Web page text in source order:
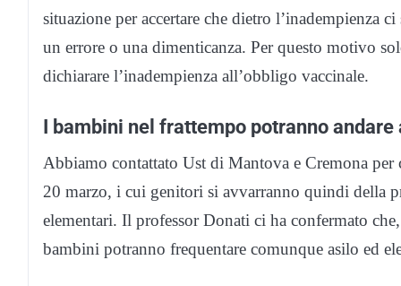
situazione per accertare che dietro l’inadempienza
un errore o una dimenticanza. Per questo motivo
dichiarare l’inadempienza all’obbligo vaccinale.
I bambini nel frattempo potranno andare
Abbiamo contattato Ust di Mantova e Cremona
20 marzo, i cui genitori si avvarranno quindi della
elementari. Il professor Donati ci ha confermato
bambini potranno frequentare comunque asilo ed